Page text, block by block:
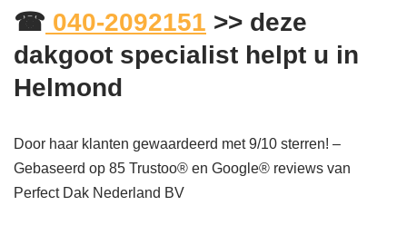
☎ 040-2092151 >> deze
dakgoot specialist helpt u in
Helmond
Door haar klanten gewaardeerd met 9/10 sterren! –
Gebaseerd op 85 Trustoo® en Google® reviews van
Perfect Dak Nederland BV